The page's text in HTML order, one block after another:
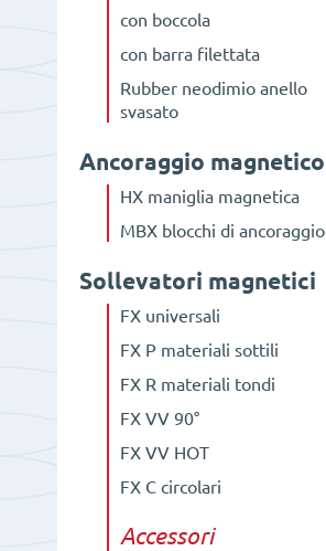
con boccola
con barra filettata
Rubber neodimio anello
svasato
Ancoraggio magnetico
HX maniglia magnetica
MBX blocchi di ancoraggio
Sollevatori magnetici
FX universali
FX P materiali sottili
FX R materiali tondi
FX VV 90°
FX VV HOT
FX C circolari
Accessori